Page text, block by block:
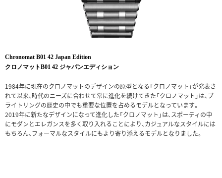
Chronomat B01 42 Japan Edition
クロノマットB01 42 ジャパンエディション
1984年に現在のクロノマットのデザインの原型となる「クロノマット」が発表さ
れて以来、時代のニーズに合わせて常に進化を続けてきた「クロノマット」は、ブ
ライトリングの歴史の中でも重要な位置を占めるモデルとなっています。
2019年に新たなデザインになって進化した「クロノマット」は、スポーティの中
にモダンとエレガンスを多く取り入れることにより、カジュアルなスタイルには
もちろん、フォーマルなスタイルにもより寄り添えるモデルとなりました。